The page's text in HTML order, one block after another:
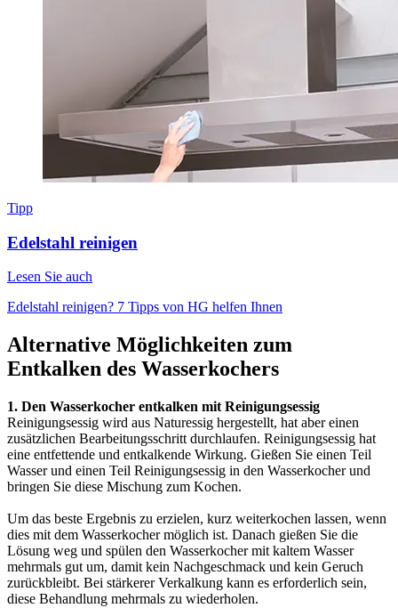
Tipp
Edelstahl reinigen
Lesen Sie auch
Edelstahl reinigen? 7 Tipps von HG helfen Ihnen
Alternative Möglichkeiten zum
Entkalken des Wasserkochers
1. Den Wasserkocher entkalken mit Reinigungsessig
Reinigungsessig wird aus Naturessig hergestellt, hat aber einen
zusätzlichen Bearbeitungsschritt durchlaufen. Reinigungsessig hat
eine entfettende und entkalkende Wirkung. Gießen Sie einen Teil
Wasser und einen Teil Reinigungsessig in den Wasserkocher und
bringen Sie diese Mischung zum Kochen.
Um das beste Ergebnis zu erzielen, kurz weiterkochen lassen, wenn
dies mit dem Wasserkocher möglich ist. Danach gießen Sie die
Lösung weg und spülen den Wasserkocher mit kaltem Wasser
mehrmals gut um, damit kein Nachgeschmack und kein Geruch
zurückbleibt. Bei stärkerer Verkalkung kann es erforderlich sein,
diese Behandlung mehrmals zu wiederholen.